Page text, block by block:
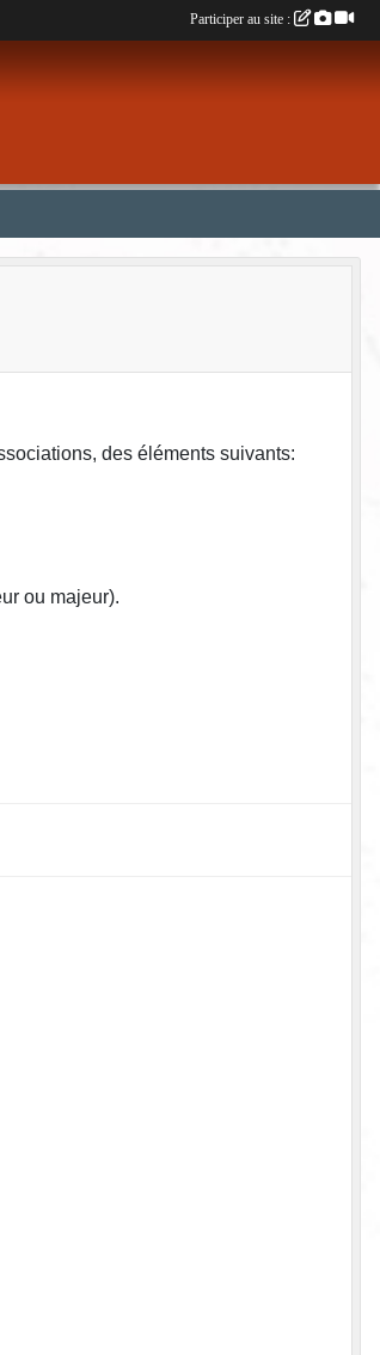
des éléments suivants:
ou majeur).
Participer au site :